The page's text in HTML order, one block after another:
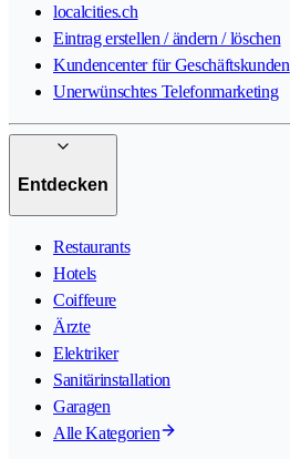
localcities.ch
Eintrag erstellen / ändern / löschen
Kundencenter für Geschäftskunden
Unerwünschtes Telefonmarketing
Entdecken
Restaurants
Hotels
Coiffeure
Ärzte
Elektriker
Sanitärinstallation
Garagen
Alle Kategorien